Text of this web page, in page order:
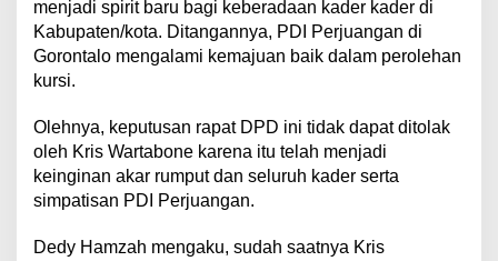
menjadi spirit baru bagi keberadaan kader kader di
Kabupaten/kota. Ditangannya, PDI Perjuangan di
Gorontalo mengalami kemajuan baik dalam perolehan
kursi.
Olehnya, keputusan rapat DPD ini tidak dapat ditolak
oleh Kris Wartabone karena itu telah menjadi
keinginan akar rumput dan seluruh kader serta
simpatisan PDI Perjuangan.
Dedy Hamzah mengaku, sudah saatnya Kris